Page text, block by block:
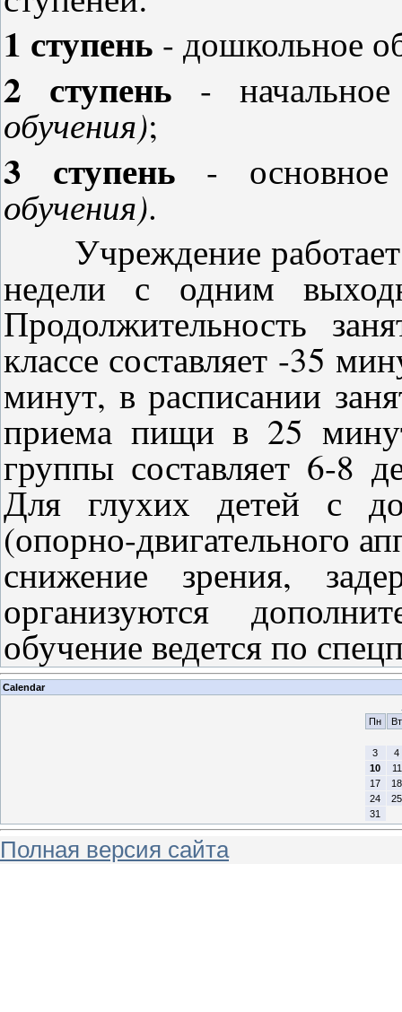
1 ступень - дошкольное
2 ступень -
обучения);
3 ступень -
обучения).
Учреждение работает
недели с одним
Продолжительность
классе составляет -35
минут, в расписании
приема пищи в 25
группы составляет 6-8
Для глухих детей с
(опорно-двигательного
снижение зрения,
организуются
обучение ведется по
Calendar
Пн
Вт
3
4
10
11
17
18
24
25
31
Полная версия сайта